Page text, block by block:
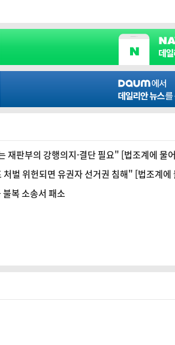
판부의 강행의지·결단 필요" [법조계에 물
벌 위헌되면 유권자 선거권 침해" [법조계
복 소송서 패소